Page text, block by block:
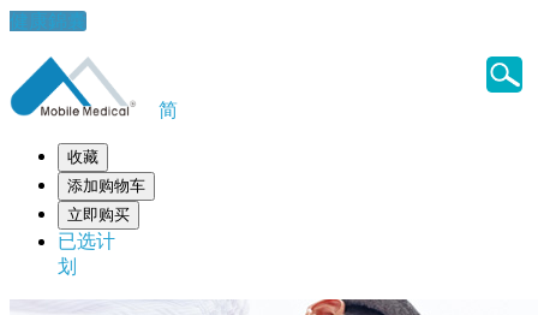
健康錦囊
简
收藏
添加购物车
立即购买
已选计
划